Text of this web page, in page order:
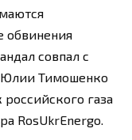
обвинения
совпал с
Юлии Тимошенко
газа
RosUkrEnergo.